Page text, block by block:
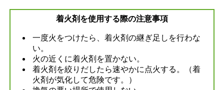
着火剤を使用する際の注意事項
一度火をつけたら、着火剤の継ぎ足しを行わな
い。
火の近くに着火剤を置かない。
着火剤を絞りだしたら速やかに点火する。（着
火剤が気化して危険です。）